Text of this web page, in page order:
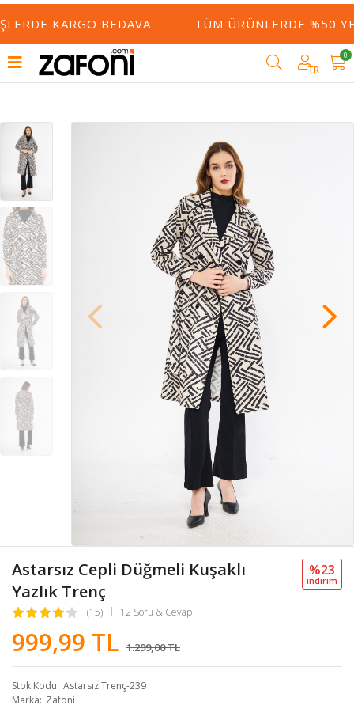
KARGO BEDAVA TÜM ÜRÜNLERDE %50 YE
TR
0
Astarsız Cepli Düğmeli Kuşaklı
Yazlık Trenç
(15) 12 Soru & Cevap
999,99 TL 1.299,00 TL
%23
i̇ndi̇ri̇m
Stok Kodu Astarsız Trenç-239
Marka Zafoni